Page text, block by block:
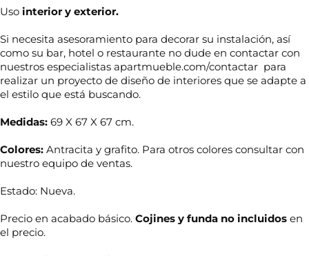
Uso interior y exterior.
Si necesita asesoramiento para decorar su instalación, así
como su bar, hotel o restaurante no dude en contactar con
nuestros especialistas apartmueble.com/contactar para
realizar un proyecto de diseño de interiores que se adapte a
el estilo que está buscando.
Medidas: 69 X 67 X 67 cm.
Colores: Antracita y grafito. Para otros colores consultar con
nuestro equipo de ventas.
Estado: Nueva.
Precio en acabado básico. Cojines y funda no incluidos en
el precio.
o
b
r
T